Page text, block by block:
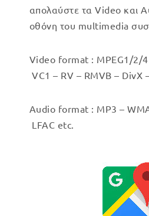
απολαύστε τα Video και
οθόνη του multimedia
Video format : MPEG1/2/
VC1 – RV – RMVB – DivX
Audio format : MP3 –
LFAC etc.